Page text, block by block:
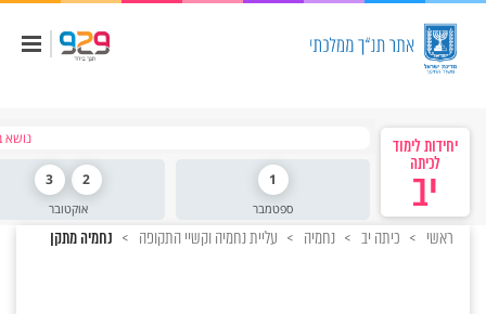
יחידות לימוד
לכיתה
יב
נושא
ספטמבר
1
אוקטובר
2
3
ראשי כיתה יב נחמיה עליית נחמיה וקשיי התקופה נחמיה מתקן